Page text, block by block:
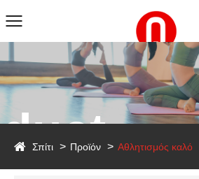
Σπίτι Προϊόν Αθλητισμός καλό